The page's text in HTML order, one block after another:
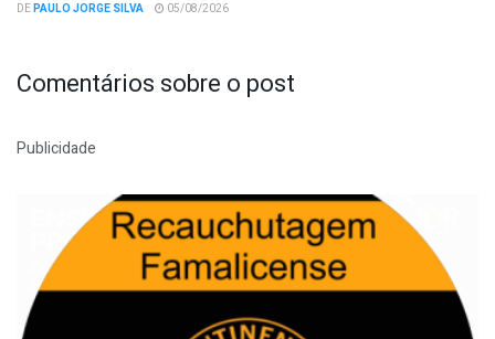
DEPAULO JORGE SILVA 05/08/2026
Comentários sobre o post
Publicidade